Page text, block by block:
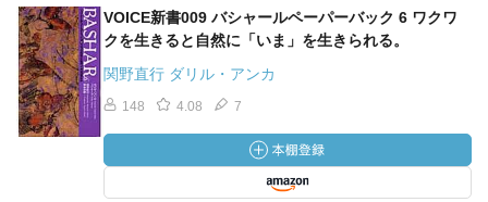
無限に信頼をおいてください。
宇宙がそれに対して、
自分をサポートしてくれることを信じてください。
すべてのことは、完璧なタイミングで起きます。
VOICE新書009 バシャールペーパーバック 6 ワクワ
クを生きると自然に「いま」を生きられる。
関野直行 ダリル・アンカ
148 4.08 7